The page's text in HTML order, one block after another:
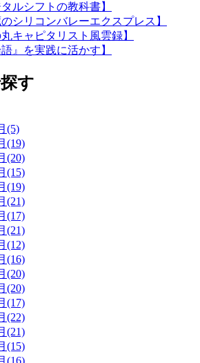
ルシフトの教科書】
シリコンバレーエクスプレス】
キャピタリスト風雲録】
』を実践に活かす】
す
(5)
(19)
(20)
(15)
(19)
(21)
(17)
(21)
(12)
(16)
(20)
(20)
(17)
(22)
(21)
(15)
(16)